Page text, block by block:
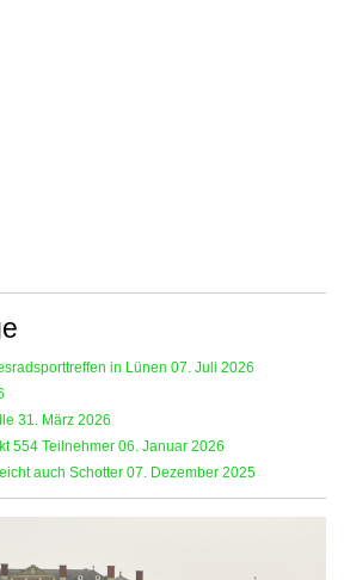
in Lünen 07. Juli 2026
31. März 2026
554 Teilnehmer 06. Januar 2026
auch Schotter 07. Dezember 2025